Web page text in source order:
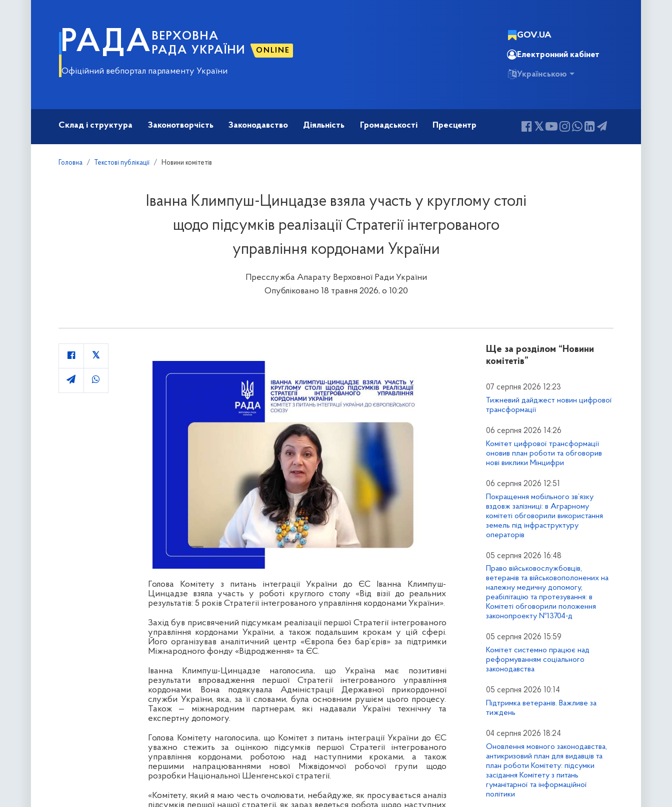
РАДА ВЕРХОВНА
РАДА УКРАЇНИ
ONLINE
Офіційний вебпортал парламенту України
GOV.UA
Електронний кабінет
Українською
Склад і структура Законотворчість Законодавство Діяльність Громадськості Пресцентр
Головна Текстові публікації Новини комітетів
Іванна Климпуш-Цинцадзе взяла участь у круглому столі
щодо підсумків реалізації Стратегії інтегрованого
управління кордонами України
Пресслужба Апарату Верховної Ради України
Опубліковано 18 травня 2026, о 10:20
Голова Комітету з питань інтеграції України до ЄС Іванна Климпуш-
Цинцадзе взяла участь у роботі круглого столу «Від візії до реальних
результатів: 5 років Стратегії інтегрованого управління кордонами України».
Захід був присвячений підсумкам реалізації першої Стратегії інтегрованого
управління кордонами України, а також подальшим крокам у цій сфері.
Його організував аналітичний центр «Європа без бар’єрів» за підтримки
Міжнародного фонду «Відродження» та ЄС.
Іванна Климпуш-Цинцадзе наголосила, що Україна має позитивні
результати впровадження першої Стратегії інтегрованого управління
кордонами. Вона подякувала Адміністрації Державної прикордонної
служби України, яка, за її словами, була основним рушієм цього процесу.
Також — міжнародним партнерам, які надавали Україні технічну та
експертну допомогу.
Голова Комітету наголосила, що Комітет з питань інтеграції України до ЄС
уважно стежить за оцінкою підсумків першої Стратегії інтегрованого
управління кордонами, роботою над наступними кроками, а також
першими напрацюваннями нової Міжвідомчої робочої групи щодо
розробки Національної Шенгенської стратегії.
«Комітету, який я маю честь очолювати, небайдуже, як просувається аналіз
Ще за розділом “Новини
комітетів”
07 серпня 2026 12:23
Тижневий дайджест новин цифрової
трансформації
06 серпня 2026 14:26
Комітет цифрової трансформації
оновив план роботи та обговорив
нові виклики Мінцифри
06 серпня 2026 12:51
Покращення мобільного зв’язку
вздовж залізниці: в Аграрному
комітеті обговорили використання
земель під інфраструктуру
операторів
05 серпня 2026 16:48
Право військовослужбовців,
ветеранів та військовополонених на
належну медичну допомогу,
реабілітацію та протезування: в
Комітеті обговорили положення
законопроекту №13704-д
05 серпня 2026 15:59
Комітет системно працює над
реформуванням соціального
законодавства
05 серпня 2026 10:14
Підтримка ветеранів. Важливе за
тиждень
04 серпня 2026 18:24
Оновлення мовного законодавства,
антикризовий план для видавців та
план роботи Комітету: підсумки
засідання Комітету з питань
гуманітарної та інформаційної
політики